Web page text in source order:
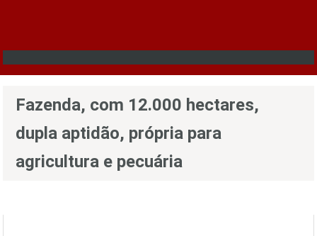
Fazenda, com 12.000 hectares,
dupla aptidão, própria para
agricultura e pecuária